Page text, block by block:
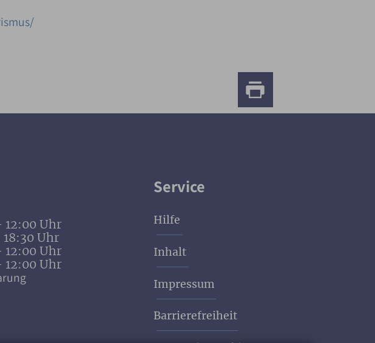
12:00 Uhr
Uhr
12:00 Uhr
12:00 Uhr
Service
Hilfe
Inhalt
Impressum
Barrierefreiheit